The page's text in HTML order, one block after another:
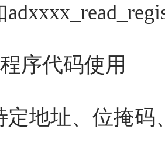
序代码使用
定地址、位掩